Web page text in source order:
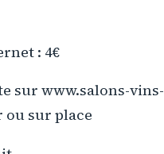
: 4€
sur www.salons-vins-
sur place